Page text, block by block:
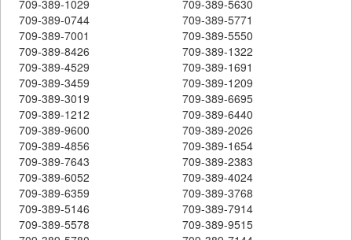
709-389-1029
709-389-5630
709-389-0744
709-389-5771
709-389-7001
709-389-5550
709-389-8426
709-389-1322
709-389-4529
709-389-1691
709-389-3459
709-389-1209
709-389-3019
709-389-6695
709-389-1212
709-389-6440
709-389-9600
709-389-2026
709-389-4856
709-389-1654
709-389-7643
709-389-2383
709-389-6052
709-389-4024
709-389-6359
709-389-3768
709-389-5146
709-389-7914
709-389-5578
709-389-9515